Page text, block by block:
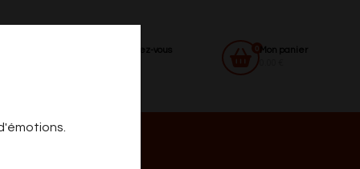
Identifiez-vous 0 Mon panier